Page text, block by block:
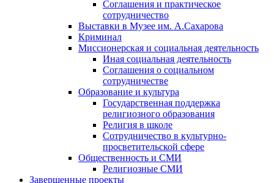
Соглашения и практическое
сотрудничество
Выставки в Музее им. А.Сахарова
Криминал
Миссионерская и социальная деятельность
Иная социальная деятельность
Соглашения о социальном
сотрудничестве
Образование и культура
Государственная поддержка
религиозного образования
Религия в школе
Сотрудничество в культурно-
просветительской сфере
Общественность и СМИ
Религиозные СМИ
Завершенные проекты